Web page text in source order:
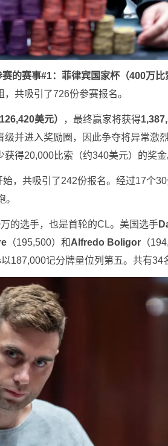
的赛事#1：菲律宾国家杯（400万比
共吸引了726份参赛报名。
美元） ，最终赢家将获得
并进入奖励圈，因此争夺将异常激
得20,000比索（约340美元）的奖金
，共吸引了242份报名。经过17个
的选手，也是首轮的CL。美国选手
（195,500）和Alfredo Boligor （
以187,000记分牌量位列第五。共有34